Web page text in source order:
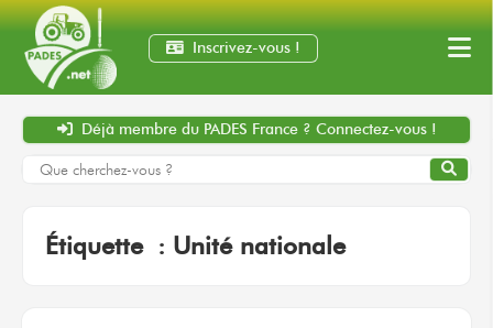
Inscrivez-vous !
Déjà membre du PADES France ? Connectez-vous !
Étiquette : Unité nationale